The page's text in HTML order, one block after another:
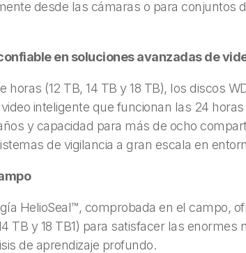
desde las cámaras o para conjuntos
en soluciones avanzadas de
(12 TB, 14 TB y 18 TB), los discos
inteligente que funcionan las 24
y capacidad para más de ocho
de vigilancia a gran escala en
HelioSeal™, comprobada en el campo,
TB y 18 TB1) para satisfacer las
de aprendizaje profundo.